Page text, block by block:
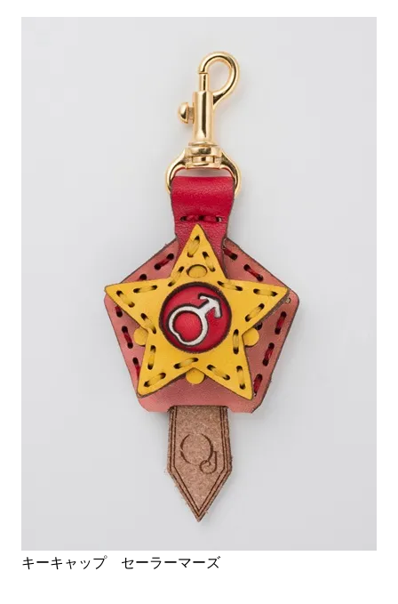
キーキャップ セーラーマーズ